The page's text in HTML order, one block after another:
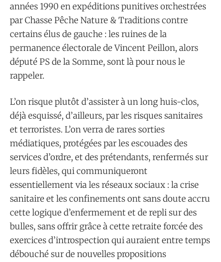
années 1990 en expéditions punitives orchestrées
par Chasse Pêche Nature & Traditions contre
certains élus de gauche : les ruines de la
permanence électorale de Vincent Peillon, alors
député PS de la Somme, sont là pour nous le
rappeler.
L’on risque plutôt d’assister à un long huis-clos,
déjà esquissé, d’ailleurs, par les risques sanitaires
et terroristes. L’on verra de rares sorties
médiatiques, protégées par les escouades des
services d’ordre, et des prétendants, renfermés sur
leurs fidèles, qui communiqueront
essentiellement via les réseaux sociaux : la crise
sanitaire et les confinements ont sans doute accru
cette logique d’enfermement et de repli sur des
bulles, sans offrir grâce à cette retraite forcée des
exercices d’introspection qui auraient entre temps
débouché sur de nouvelles propositions